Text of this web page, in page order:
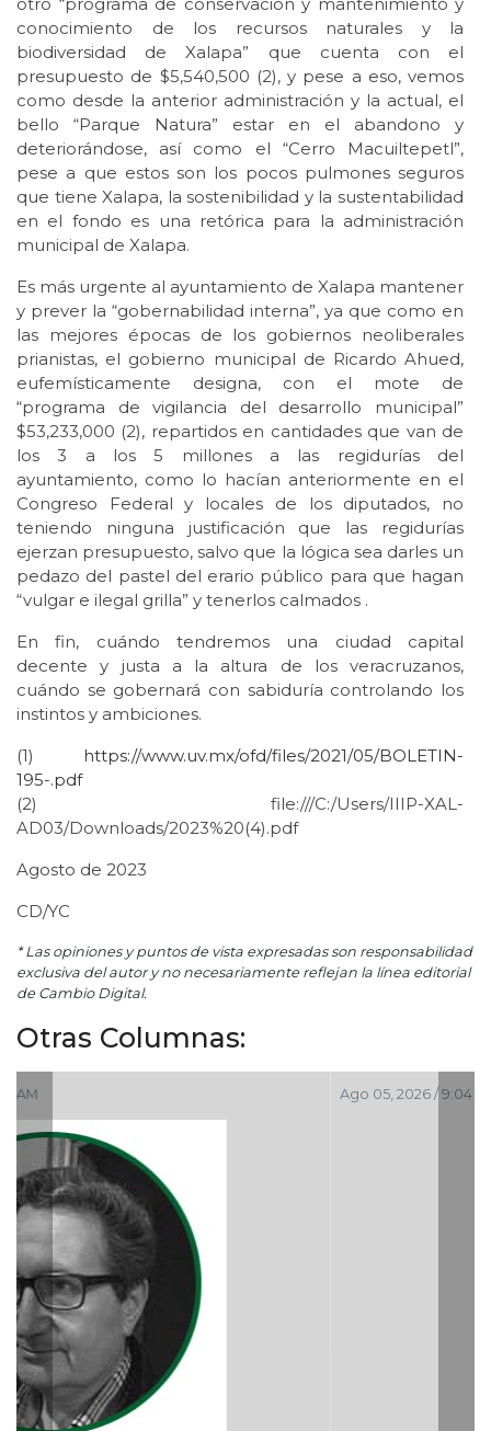
otro “programa de conservación y mantenimiento y
conocimiento de los recursos naturales y la
biodiversidad de Xalapa” que cuenta con el
presupuesto de $5,540,500 (2), y pese a eso, vemos
como desde la anterior administración y la actual, el
bello “Parque Natura” estar en el abandono y
deteriorándose, así como el “Cerro Macuiltepetl”,
pese a que estos son los pocos pulmones seguros
que tiene Xalapa, la sostenibilidad y la sustentabilidad
en el fondo es una retórica para la administración
municipal de Xalapa.
Es más urgente al ayuntamiento de Xalapa mantener
y prever la “gobernabilidad interna”, ya que como en
las mejores épocas de los gobiernos neoliberales
prianistas, el gobierno municipal de Ricardo Ahued,
eufemísticamente designa, con el mote de
“programa de vigilancia del desarrollo municipal”
$53,233,000 (2), repartidos en cantidades que van de
los 3 a los 5 millones a las regidurías del
ayuntamiento, como lo hacían anteriormente en el
Congreso Federal y locales de los diputados, no
teniendo ninguna justificación que las regidurías
ejerzan presupuesto, salvo que la lógica sea darles un
pedazo del pastel del erario público para que hagan
“vulgar e ilegal grilla” y tenerlos calmados .
En fin, cuándo tendremos una ciudad capital
decente y justa a la altura de los veracruzanos,
cuándo se gobernará con sabiduría controlando los
instintos y ambiciones.
(1) https://www.uv.mx/ofd/files/2021/05/BOLETIN-
195-.pdf
(2) file:///C:/Users/IIIP-XAL-
AD03/Downloads/2023%20(4).pdf
Agosto de 2023
CD/YC
* Las opiniones y puntos de vista expresadas son responsabilidad
exclusiva del autor y no necesariamente reflejan la línea editorial
de Cambio Digital.
Otras Columnas:
Ago 05, 2026 / 9:04 PM